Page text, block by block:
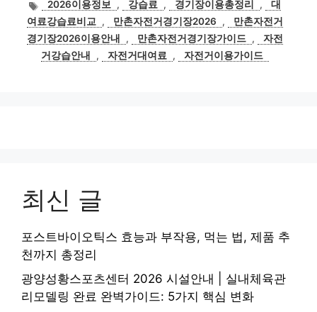
고
리
그
2026이용정보 , 강습료 , 경기장이용총정리 ,
대
여료강습료비교
, 만촌자전거경기장2026 ,
만촌자전거
경기장2026이용안내
, 만촌자전거경기장가이드 ,
자전
거강습안내
, 자전거대여료 , 자전거이용가이드
최신 글
포스트바이오틱스 효능과 부작용, 먹는 법, 제품 추
천까지 총정리
광양성황스포츠센터 2026 시설안내 | 실내체육관
리모델링 완료 완벽가이드: 5가지 핵심 변화